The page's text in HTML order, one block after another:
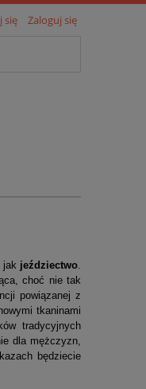
się Zaloguj się
jak jeździectwo.
choć nie tak
powiązanej z
tkaninami
tradycyjnych
dla mężczyzn,
będziecie